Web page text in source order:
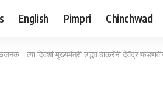
English Pimpri Chinchwad
…त्या दिवशी मुख्यमंत्री उद्धव ठाकरेंनी देवेंद्र